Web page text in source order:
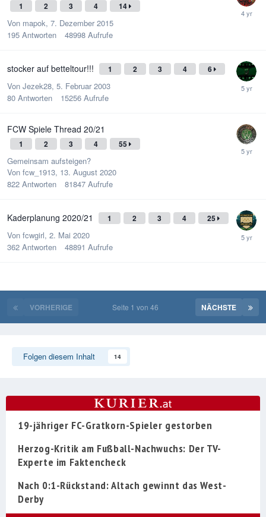
1 2 3 4 14
Von mapok, 7. Dezember 2015
195 Antworten 48998 Aufrufe
stocker auf betteltour!!! 1 2 3 4 6
Von Jezek28, 5. Februar 2003
80 Antworten 15256 Aufrufe
FCW Spiele Thread 20/21
1 2 3 4 55
Gemeinsam aufsteigen?
Von fcw_1913, 13. August 2020
822 Antworten 81847 Aufrufe
Kaderplanung 2020/21 1 2 3 4 25
Von fcwgirl, 2. Mai 2020
362 Antworten 48891 Aufrufe
VORHERIGE NÄCHSTE
Seite 1 von 46
Folgen diesem Inhalt 14
19-jähriger FC-Gratkorn-Spieler gestorben
Herzog-Kritik am Fußball-Nachwuchs: Der TV-
Experte im Faktencheck
Nach 0:1-Rückstand: Altach gewinnt das West-
Derby